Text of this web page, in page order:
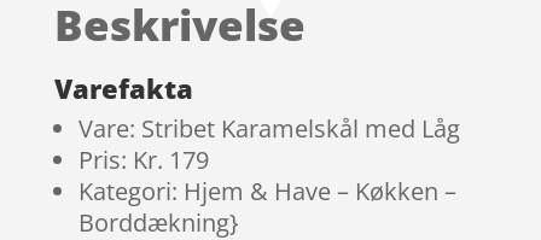
Beskrivelse
Varefakta
Vare: Stribet Karamelskål med Låg
Pris: Kr. 179
Kategori: Hjem & Have – Køkken –
Borddækning}